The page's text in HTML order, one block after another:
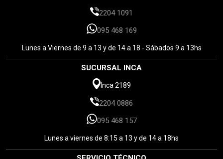
2204 1091
095 468 169
Lunes a Viernes de 9 a 13 y de 14 a 18 - Sábados 9 a 13hs
SUCURSAL INCA
Inca 2189
2204 0886
095 468 157
Lunes a viernes de 8:15 a 13 y de 14 a 18hs